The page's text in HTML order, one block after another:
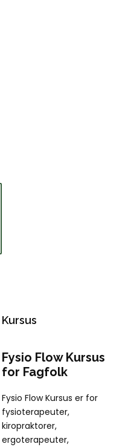
Kursus
Fysio Flow Kursus
for Fagfolk
Fysio Flow Kursus er for
fysioterapeuter,
kiropraktorer,
ergoterapeuter,